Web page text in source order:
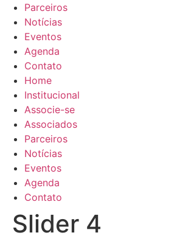
Parceiros
Notícias
Eventos
Agenda
Contato
Home
Institucional
Associe-se
Associados
Parceiros
Notícias
Eventos
Agenda
Contato
Slider 4